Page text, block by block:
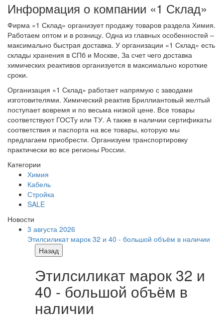
Информация о компании «1 Склад»
Фирма «1 Склад» организует продажу товаров раздела Химия.
Работаем оптом и в розницу. Одна из главных особенностей –
максимально быстрая доставка. У организации «1 Склад» есть
склады хранения в СПб и Москве, За счет чего доставка
химических реактивов организуется в максимально короткие
сроки.
Организация «1 Склад» работает напрямую с заводами
изготовителями. Химический реактив Бриллиантовый желтый
поступает вовремя и по весьма низкой цене. Все товары
соответствуют ГОСТу или ТУ. А также в наличии сертификаты
соответствия и паспорта на все товары, которую мы
предлагаем приобрести. Организуем транспортировку
практически во все регионы России.
Категории
Химия
Кабель
Стройка
SALE
Новости
3 августа 2026
Этилсиликат марок 32 и 40 - большой объём в наличии
Назад
Этилсиликат марок 32 и
40 - большой объём в
наличии